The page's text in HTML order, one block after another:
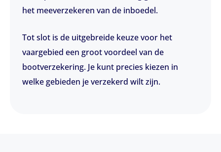
het meeverzekeren van de inboedel.
Tot slot is de uitgebreide keuze voor het
vaargebied een groot voordeel van de
bootverzekering. Je kunt precies kiezen in
welke gebieden je verzekerd wilt zijn.